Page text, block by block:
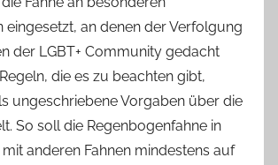
eingesetzt, an denen der Verfolgung
der LGBT+ Community gedacht
die es zu beachten gibt,
ungeschriebene Vorgaben über die
So soll die Regenbogenfahne in
anderen Fahnen mindestens auf